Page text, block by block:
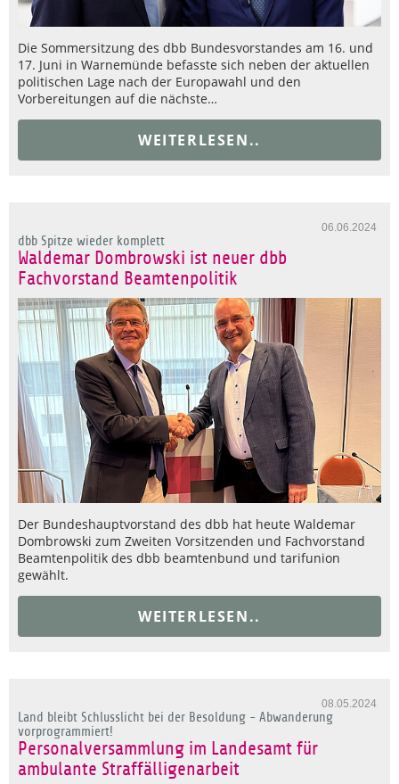
Die Sommersitzung des dbb Bundesvorstandes am 16. und
17. Juni in Warnemünde befasste sich neben der aktuellen
politischen Lage nach der Europawahl und den
Vorbereitungen auf die nächste…
WEITERLESEN..
06.06.2024
dbb Spitze wieder komplett
Waldemar Dombrowski ist neuer dbb
Fachvorstand Beamtenpolitik
Der Bundeshauptvorstand des dbb hat heute Waldemar
Dombrowski zum Zweiten Vorsitzenden und Fachvorstand
Beamtenpolitik des dbb beamtenbund und tarifunion
gewählt.
WEITERLESEN..
08.05.2024
Land bleibt Schlusslicht bei der Besoldung - Abwanderung
vorprogrammiert!
Personalversammlung im Landesamt für
ambulante Straffälligenarbeit